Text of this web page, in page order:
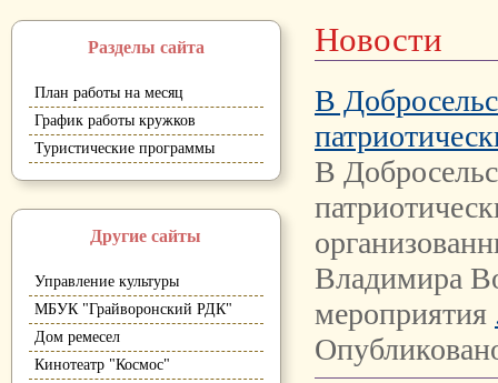
Разделы сайта
План работы на месяц
График работы кружков
Туристические программы
Другие сайты
Управление культуры
МБУК "Грайворонский РДК"
Дом ремесел
Кинотеатр "Космос"
Новости
В
В
Владимира
мероприятия